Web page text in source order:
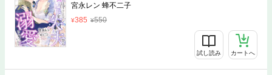
宮永レン 蜂不二子
385
550
試し読み カートへ